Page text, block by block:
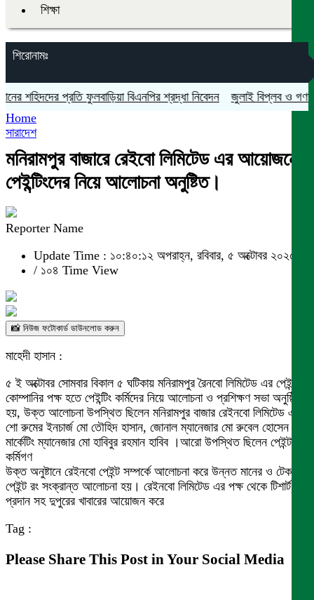
শিক্ষা
শিরোনামঃ
প্রতি ফুলবাড়িয়া বিএনপির শ্রদ্ধা নিবেদন জুলাই বিপ্লব ও
Home
সারাদেশ
মনিরামপুর বাজারে রেইবো লিমিটেড এর আয়োজনে
পেইন্টিংদের নিয়ে আলোচনা অনুষ্টিত।
Reporter Name
Update Time : ১০:৪০:১২ অপরাহ্ন, রবিবার, ৫ অক্টোবর ২০২৫
/ ১০৪ Time View
📸 নিউজ ফটোকার্ড ডাউনলোড করুন
মাহেদী হাসান :
৫ ই অক্টোবর সোমবার বিকাল ৫ ঘটিকায় মনিরামপুর রৈনবো লিমিটেড এর পেইন্ট
কোম্পানির পক্ষ হতে পেইন্টিং কর্মিদের নিয়ে আলোচনা ও প্রশিক্ষণ সভা অনুষ্ঠিত
হয়, উক্ত আলোচনা উপস্থিত ছিলেন মনিরামপুর বাজার রেইনবো লিমিটেড এর
শো রুমের ইনচার্জ মো তৌহিদ হাসান, জোনাল ম্যানেজার মো রুবেল হোসেন ও
মার্কেটিং ম্যানেজার মো হাবিবুর রহমান হাবিব ।আরো উপস্থিত ছিলেন পেইন্টার
কর্মিগণ
উক্ত অনুষ্টানে রেইনবো পেইন্ট সম্পর্কে আলোচনা করে উন্নত মানের ও টেকসই
পেইন্ট রং সংক্রান্ত আলোচনা হয়। রেইনবো লিমিটেড এর পক্ষ থেকে টিশার্ট,
প্রদান সহ দুপুরের খাবারের আয়োজন করে
Tag :
Please Share This Post in Your Social Media